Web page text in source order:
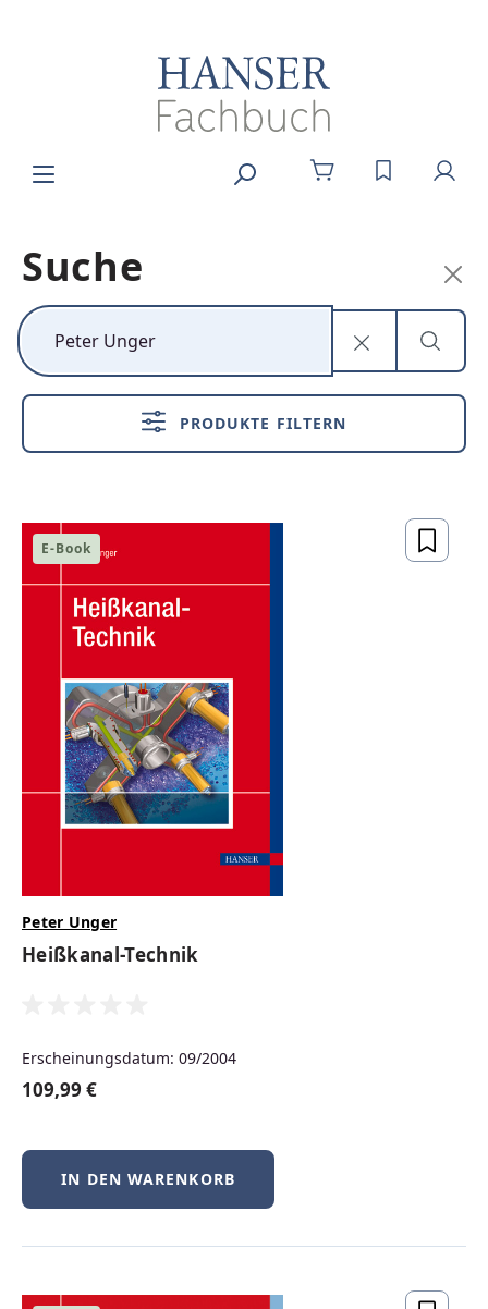
DU HAST 0
Kunststoff neu
denken
Nachhaltig,
zukunftsfähig
ZUM BUCH
Produktgalerie überspringen
Suche
PRODUKTE FILTERN
E-Book
Peter Unger
Heißkanal-Technik
Erscheinungsdatum: 09/2004
109,99 €
IN DEN WARENKORB